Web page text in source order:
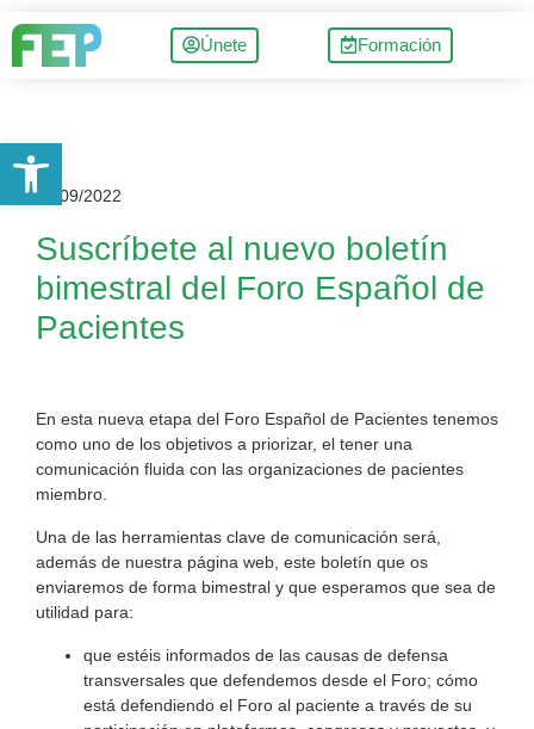
Únete Formación
12/09/2022
Suscríbete al nuevo boletín
bimestral del Foro Español de
Pacientes
En esta nueva etapa del Foro Español de Pacientes tenemos
como uno de los objetivos a priorizar, el tener una
comunicación fluida con las organizaciones de pacientes
miembro.
Una de las herramientas clave de comunicación será,
además de nuestra página web, este boletín que os
enviaremos de forma bimestral y que esperamos que sea de
utilidad para:
que estéis informados de las causas de defensa
transversales que defendemos desde el Foro; cómo
está defendiendo el Foro al paciente a través de su
Abrir barra de herramientas